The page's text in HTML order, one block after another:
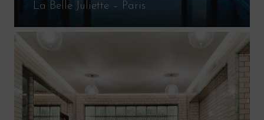
La Belle Juliette – Paris